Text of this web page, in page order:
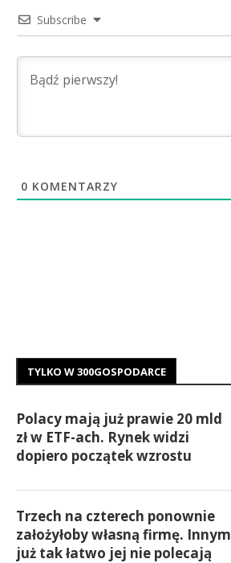
Subscribe
0 KOMENTARZY
TYLKO W 300GOSPODARCE
Polacy mają już prawie 20 mld
zł w ETF-ach. Rynek widzi
dopiero początek wzrostu
Trzech na czterech ponownie
założyłoby własną firmę. Innym
już tak łatwo jej nie polecają